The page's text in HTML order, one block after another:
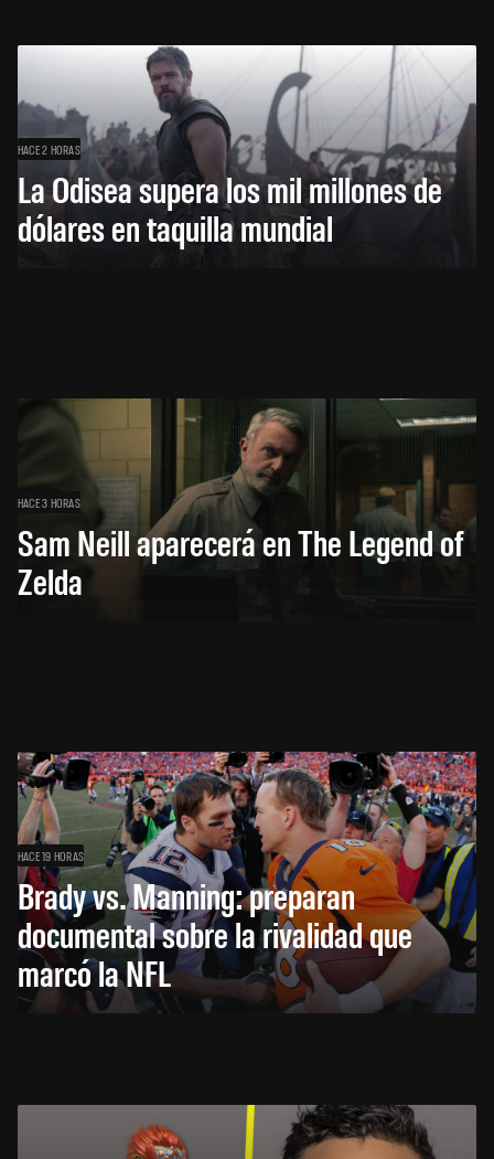
HACE 2 HORAS
La Odisea supera los mil millones de
dólares en taquilla mundial
HACE 3 HORAS
Sam Neill aparecerá en The Legend of
Zelda
HACE 19 HORAS
Brady vs. Manning: preparan
documental sobre la rivalidad que
marcó la NFL